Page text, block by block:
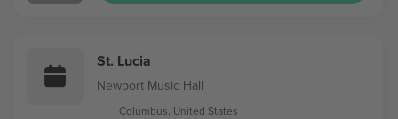
St. Lucia
Newport Music Hall
Columbus, United States